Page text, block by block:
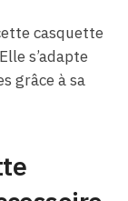
casquette
s’adapte
grâce à sa